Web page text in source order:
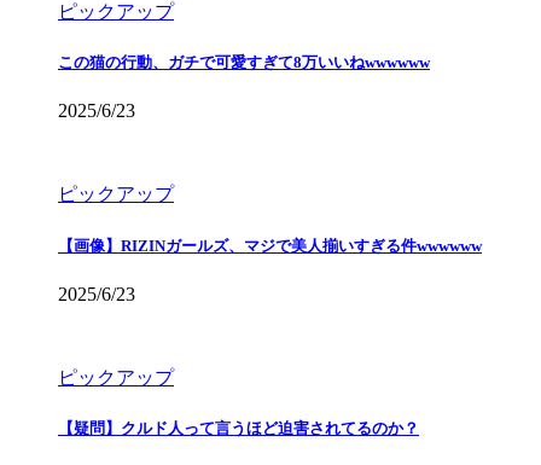
ピックアップ
この猫の行動、ガチで可愛すぎて8万いいねwwwwww
2025/6/23
ピックアップ
【画像】RIZINガールズ、マジで美人揃いすぎる件wwwwww
2025/6/23
ピックアップ
【疑問】クルド人って言うほど迫害されてるのか？